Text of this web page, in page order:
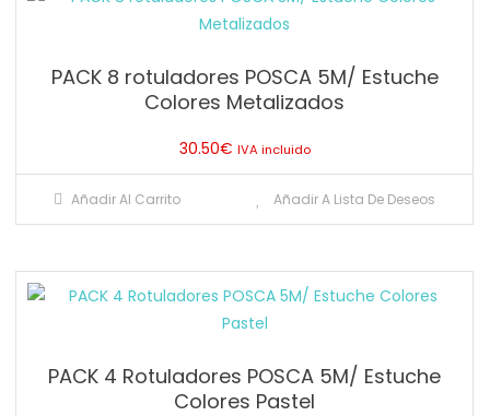
PACK 8 rotuladores POSCA 5M/ Estuche
Colores Metalizados
30.50€ IVA incluido
Añadir Al Carrito Añadir A Lista De Deseos
PACK 4 Rotuladores POSCA 5M/ Estuche
Colores Pastel